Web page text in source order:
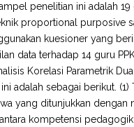
penelitian ini adalah
proportional purposive
kuesioner yang
data terhadap 14 guru
Korelasi Parametrik
adalah sebagai berikut.
yang ditunjukkan dengan
kompetensi